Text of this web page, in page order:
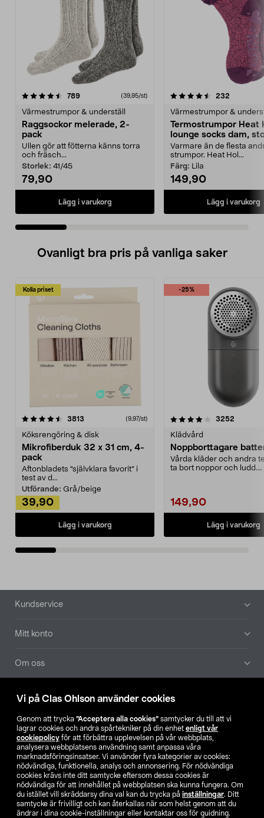
Vi på Clas Ohlson använder cookies
Genom att trycka ”Acceptera alla cookies” samtycker du till att vi
lagrar cookies och andra spårtekniker på din enhet enligt vår
cookiepolicy för att förbättra upplevelsen på vår webbplats,
analysera webbplatsens användning samt anpassa våra
marknadsföringsinsatser. Vi använder fyra kategorier av cookies:
nödvändiga, funktionella, analys och annonsering. För nödvändiga
cookies krävs inte ditt samtycke eftersom dessa cookies är
nödvändiga för att innehållet på webbplatsen ska kunna fungera. Om
du istället vill skräddarsy dina val kan du trycka på inställningar. Ditt
samtycke är frivilligt och kan återkallas när som helst genom att du
ändrar i dina cookie-inställningar eller kontaktar oss för guidning.
789recensioner (39,95/st)
Värmestrumpor & underställ
Raggsockor melerade, 2-
pack
Ullen gör att fötterna känns torra
och fräsch...
Storlek: 41/45
79,90
Lägg i varukorg
4.5 av 5 stjärnor 232
Värmestrumpor &
Termostrumpor Heat
lounge socks dam,
37–42
Varmare än de flesta
strumpor. Heat Hol...
Färg: Lila
149,90
Lägg i varukorg
4.5 av 5 stjärnor
Ovanligt bra pris på vanliga saker
Kolla priset
3813 (9,97/st)
Köksrengöring & disk
Mikrofiberduk 32 x 31 cm, 4-
pack
Aftonbladets "självklara favorit” i
test av d...
Utförande: Grå/beige
39,90
Lägg i varukorg
-25%
4.0av 5 stjärnor 3252
Klädvård
Noppborttagare
Vårda kläder och andra
ta bort noppor och ludd.
149,90
Lägg i varukorg
4.5av 5 stjärnor
Sidfot
Kundservice
Mitt konto
Om oss
Aktuellt
Våra bolag
Hitta butik
SE NO FI